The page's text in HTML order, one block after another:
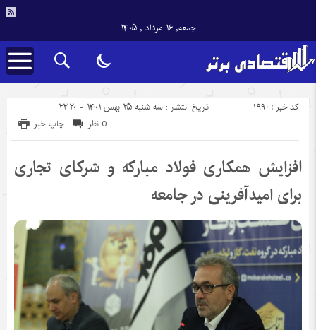
جمعه, ۱۶ مرداد , ۱۴۰۵
تاریخ انتشار : سه شنبه ۲۵ بهمن ۱۴۰۱ - ۲۲:۲۰ کد خبر : 1990
چاپ خبر 0 نظر
افزایش همکاری‌ فولاد مبارکه و شرکای تجاری
برای امیدآفرینی در جامعه